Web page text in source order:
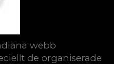
webb
de organiserade